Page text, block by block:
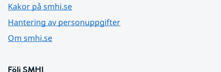
Kakor på smhi.se
Hantering av personuppgifter
Om smhi.se